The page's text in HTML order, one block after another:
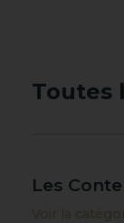
Toutes
Les
Voir la